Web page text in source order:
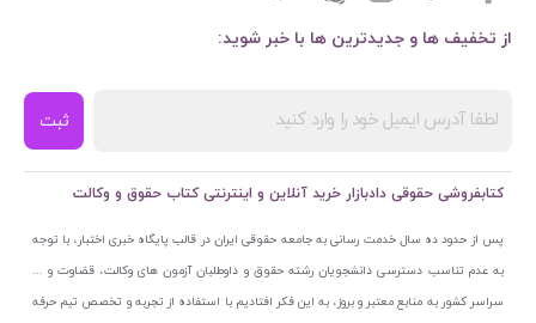
از تخفیف ها و جدیدترین ها با خبر شوید:
ثبت
کتابفروشی حقوقی دادبازار خرید آنلاین و اینترنتی کتاب حقوق و وکالت
پس از حدود ده سال خدمت رسانی به جامعه حقوقی ایران در قالب پایگاه خبری اختبار، با توجه
به عدم تناسب دسترسی دانشجویان رشته حقوق و داوطلبان آزمون های وکالت، قضاوت و ...
سراسر کشور به منابع معتبر و بروز، به این فکر افتادیم با استفاده از تجربه و تخصص تیم حرفه